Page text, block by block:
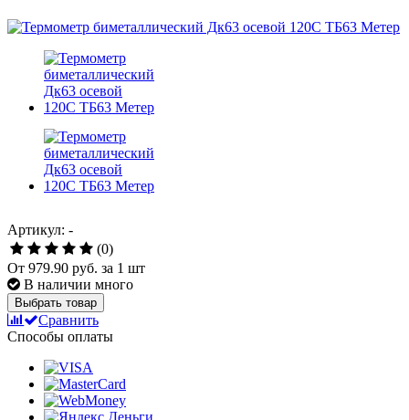
Артикул: -
(0)
От 979.90 руб. за 1 шт
В наличии много
Выбрать товар
Сравнить
Способы оплаты